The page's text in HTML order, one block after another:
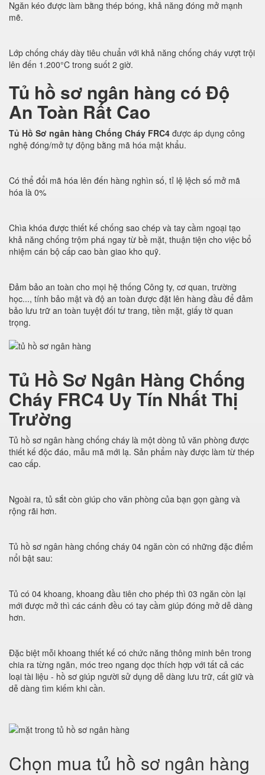
Ngăn kéo được làm bằng thép bóng, khả năng đóng mở mạnh
mẽ.
Lớp chống cháy dày tiêu chuẩn với khả năng chống cháy vượt trội
lên đến 1.200°C trong suốt 2 giờ.
Tủ hồ sơ ngân hàng có Độ
An Toàn Rất Cao
Tủ Hồ Sơ ngân hàng Chống Cháy FRC4 được áp dụng công
nghệ đóng/mở tự động bằng mã hóa mật khẩu.
Có thể đổi mã hóa lên đến hàng nghìn số, tỉ lệ lệch số mở mã
hóa là 0%
Chìa khóa được thiết kế chống sao chép và tay cầm ngoại tạo
khả năng chống trộm phá ngay từ bề mặt, thuận tiện cho việc bổ
nhiệm cán bộ cấp cao bàn giao kho quỹ.
Đảm bảo an toàn cho mọi hệ thống Công ty, cơ quan, trường
học..., tính bảo mật và độ an toàn được đặt lên hàng đầu để đảm
bảo lưu trữ an toàn tuyệt đối tư trang, tiền mặt, giấy tờ quan
trọng.
Tủ Hồ Sơ Ngân Hàng Chống
Cháy FRC4 Uy Tín Nhất Thị
Trường
Tủ hồ sơ ngân hàng chống cháy là một dòng tủ văn phòng được
thiết kế độc đáo, mẫu mã mới lạ. Sản phẩm này được làm từ thép
cao cấp.
Ngoài ra, tủ sắt còn giúp cho văn phòng của bạn gọn gàng và
rộng rãi hơn.
Tủ hồ sơ ngân hàng chống cháy 04 ngăn còn có những đặc điểm
nổi bật sau:
Tủ có 04 khoang, khoang đầu tiên cho phép thì 03 ngăn còn lại
mới được mở thì các cánh đều có tay cầm giúp đóng mở dễ dàng
hơn.
Đặc biệt mỗi khoang thiết kế có chức năng thông minh bên trong
chia ra từng ngăn, móc treo ngang dọc thích hợp với tất cả các
loại tài liệu - hồ sơ giúp người sử dụng dễ dàng lưu trữ, cất giữ và
dễ dàng tìm kiếm khi cần.
Chọn mua tủ hồ sơ ngân hàng